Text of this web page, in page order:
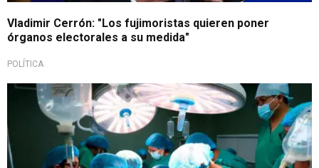
Vladimir Cerrón: "Los fujimoristas quieren poner
órganos electorales a su medida"
POLÍTICA